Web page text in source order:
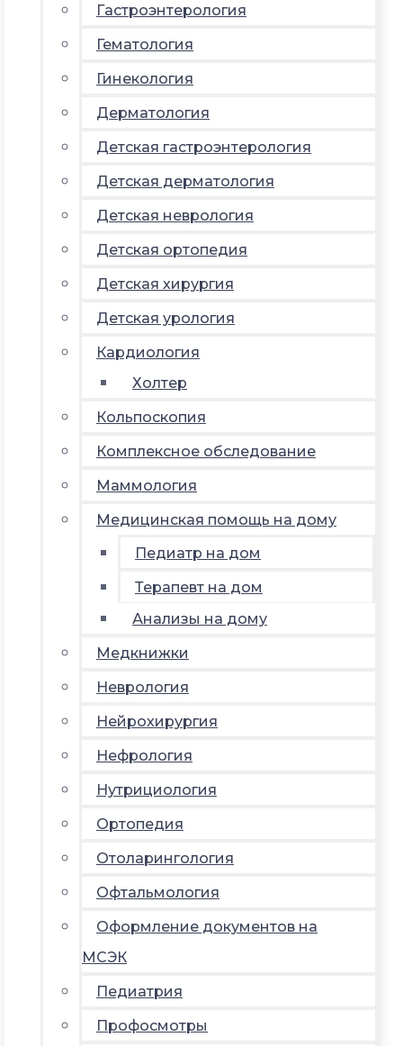
Гастроэнтерология
Гематология
Гинекология
Дерматология
Детская гастроэнтерология
Детская дерматология
Детская неврология
Детская ортопедия
Детская хирургия
Детская урология
Кардиология
Холтер
Кольпоскопия
Комплексное обследование
Маммология
Медицинская помощь на дому
Педиатр на дом
Терапевт на дом
Анализы на дому
Медкнижки
Неврология
Нейрохирургия
Нефрология
Нутрициология
Ортопедия
Отоларингология
Офтальмология
Оформление документов на
МСЭК
Педиатрия
Профосмотры